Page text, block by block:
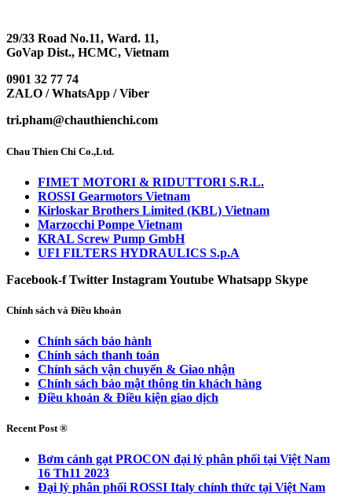
29/33 Road No.11, Ward. 11,
GoVap Dist., HCMC, Vietnam
0901 32 77 74
ZALO / WhatsApp / Viber
tri.pham@chauthienchi.com
Chau Thien Chi Co.,Ltd.
FIMET MOTORI & RIDUTTORI S.R.L.
ROSSI Gearmotors Vietnam
Kirloskar Brothers Limited (KBL) Vietnam
Marzocchi Pompe Vietnam
KRAL Screw Pump GmbH
UFI FILTERS HYDRAULICS S.p.A
Facebook-f Twitter InstagramYoutube Whatsapp Skype
Chính sách và Điều khoản
Chính sách bảo hành
Chính sách thanh toán
Chính sách vận chuyển & Giao nhận
Chính sách bảo mật thông tin khách hàng
Điều khoản & Điều kiện giao dịch
Recent Post ®
Bơm cánh gạt PROCON đại lý phân phối tại Việt Nam
16 Th11 2023
Đại lý phân phối ROSSI Italy chính thức tại Việt Nam